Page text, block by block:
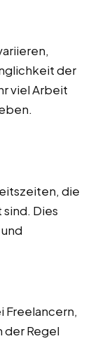
der
viel Arbeit
die
Dies
Freelancern,
der Regel